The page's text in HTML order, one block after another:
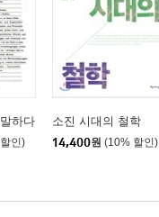
하다
인)
소진 시대의 철학
14,400원 (10% 할인)